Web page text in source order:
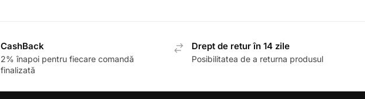
CashBack
2% înapoi pentru fiecare comandă
finalizată
Drept de retur în 14 zile
Posibilitatea de a returna produsul